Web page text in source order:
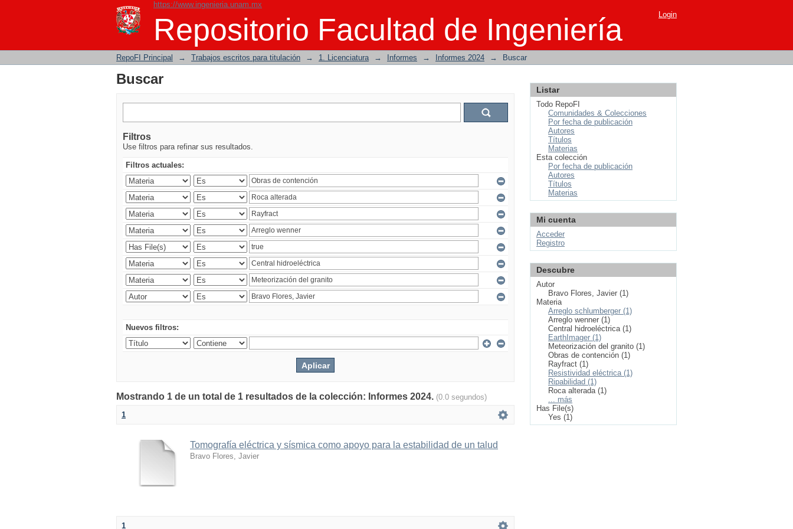
https://www.ingenieria.unam.mx
Repositorio Facultad de Ingeniería
Buscar Login
RepoFI Principal → Trabajos escritos para titulación → 1. Licenciatura → Informes → Informes 2024 → Buscar
Buscar
Filtros
Use filtros para refinar sus resultados.
Filtros actuales:
Nuevos filtros:
Mostrando 1 de un total de 1 resultados de la colección: Informes 2024. (0.0 segundos)
1
Tomografía eléctrica y sísmica como apoyo para la estabilidad de un talud
Bravo Flores, Javier
1
Listar
Todo RepoFI
Comunidades & Colecciones
Por fecha de publicación
Autores
Títulos
Materias
Esta colección
Por fecha de publicación
Autores
Títulos
Materias
Mi cuenta
Acceder
Registro
Descubre
Autor
Bravo Flores, Javier (1)
Materia
Arreglo schlumberger (1)
Arreglo wenner (1)
Central hidroeléctrica (1)
EarthImager (1)
Meteorización del granito (1)
Obras de contención (1)
Rayfract (1)
Resistividad eléctrica (1)
Ripabilidad (1)
Roca alterada (1)
... más
Has File(s)
Yes (1)